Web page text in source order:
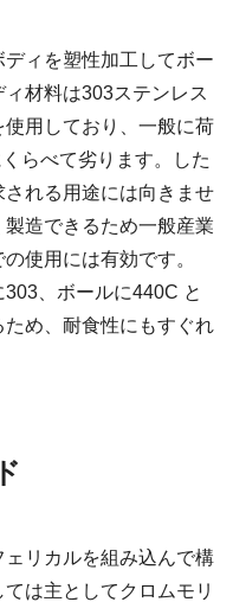
ィを塑性加工してボー
材料は303ステンレス
用しており、一般に荷
らべて劣ります。した
れる用途には向きませ
造できるため一般産業
使用には有効です。
、ボールに440C と
め、耐食性にもすぐれ
リカルを組み込んで構
は主としてクロムモリ